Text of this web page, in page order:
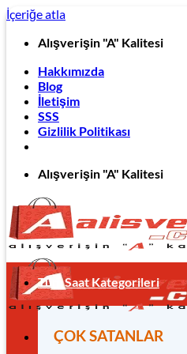
İçeriğe atla
Alışverişin "A" Kalitesi
Hakkımızda
Blog
İletişim
SSS
Gizlilik Politikası
Alışverişin "A" Kalitesi
Tüm Saat Kategorileri
ÇOK SATANLAR